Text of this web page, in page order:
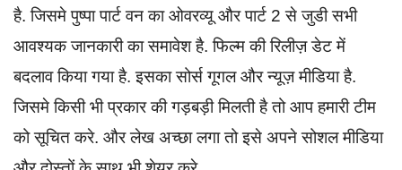
है. जिसमे पुष्पा पार्ट वन का ओवरव्यू और पार्ट 2 से जुडी सभी
आवश्यक जानकारी का समावेश है. फिल्म की रिलीज़ डेट में
बदलाव किया गया है. इसका सोर्स गूगल और न्यूज़ मीडिया है.
जिसमे किसी भी प्रकार की गड़बड़ी मिलती है तो आप हमारी टीम
को सूचित करे. और लेख अच्छा लगा तो इसे अपने सोशल मीडिया